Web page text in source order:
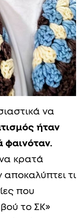
να
ήταν
φαινόταν.
να κρατά
τι
που
το ΣΚ»